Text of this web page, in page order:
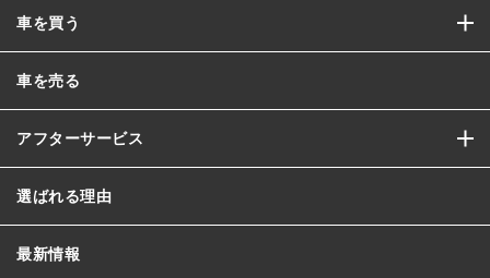
車を買う
車を売る
アフターサービス
選ばれる理由
最新情報